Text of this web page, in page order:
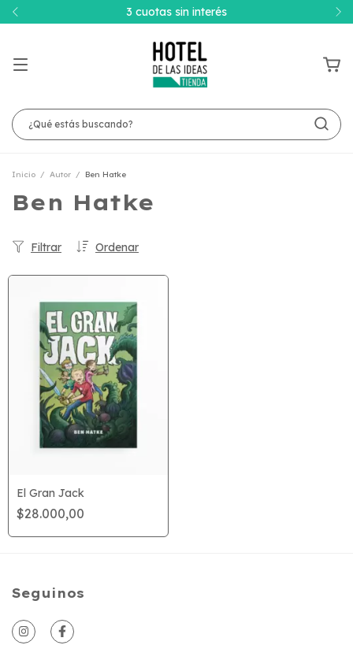
3 cuotas sin interés
Inicio / Autor / Ben Hatke
Ben Hatke
Ordenar
Filtrar
El Gran Jack
$28.000,00
Seguinos